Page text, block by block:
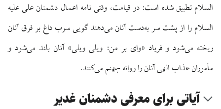
السلام تطبیق شده است: در قیامت، وقتی نامه اعمال دشمنان علی علیه
السلام را از پشت سر به‌دست آنان می‌دهند گویی سرب داغ بر فرق آنان
ریخته می‌شود و فریاد «وای بر من: ویلی ویلی» آنان بلند می‌شود و
مأموران عذاب الهی آنان را روانه جهنم می‌کنند.
آیاتی برای معرفی دشمنان غدیر